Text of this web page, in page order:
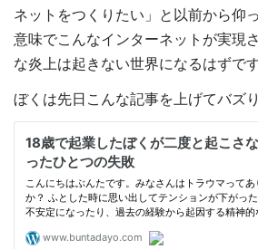
ネットをつくりたい」と以前から仰
意味でこんなインターネットが実現
な炎上は起きない世界になるはずです
ぼくは先日こんな記事を上げてバズ